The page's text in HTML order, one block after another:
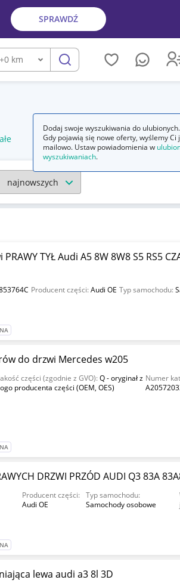
SPRAWDŹ
frazę
Odległość
+0 km szukaj
TYŁ Audi A5 8W 8W8 S5 RS5
Producent części:Audi OE Typ samochodu:
do drzwi Mercedes w205
części (zgodnie z GVO):Q - oryginał z
producenta części (OEM, OES)
Numer
DRZWI PRZÓD AUDI Q3 83A
Producent części:
Audi OE
Typ samochodu:
Samochody osobowe
lewa audi a3 8l 3D
Dodaj swoje wyszukiwania do ulubionych.
Gdy pojawią się nowe oferty, wyślemy Ci
mailowo. Ustaw powiadomienia w
wyszukiwaniach.